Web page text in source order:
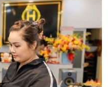
VÀ ỦNG HỘ
và PHÂN PHỐI CÁC
và PHÂN PHỐI CÁC